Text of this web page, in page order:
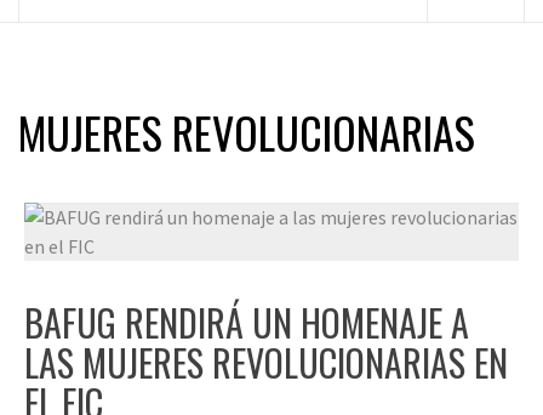
MUJERES REVOLUCIONARIAS
BAFUG RENDIRÁ UN HOMENAJE A
LAS MUJERES REVOLUCIONARIAS EN
EL FIC